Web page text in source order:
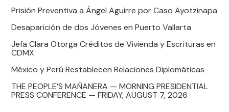
Prisión Preventiva a Ángel Aguirre por Caso Ayotzinapa
Desaparición de dos Jóvenes en Puerto Vallarta
Jefa Clara Otorga Créditos de Vivienda y Escrituras en
CDMX
México y Perú Restablecen Relaciones Diplomáticas
THE PEOPLE’S MAÑANERA — MORNING PRESIDENTIAL
PRESS CONFERENCE — FRIDAY, AUGUST 7, 2026